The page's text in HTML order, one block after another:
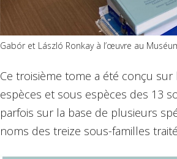
Gabór et László Ronkay à l’œuvre au
Ce troisième tome a été conçu
espèces et sous espèces des 13
parfois sur la base de plusieurs
noms des treize sous-familles